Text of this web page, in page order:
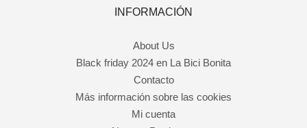
INFORMACIÓN
About Us
Black friday 2024 en La Bici Bonita
Contacto
Más información sobre las cookies
Mi cuenta